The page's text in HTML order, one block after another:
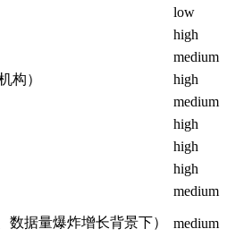
low
high
medium
构）
high
medium
high
high
high
medium
据量爆炸增长背景下） medium